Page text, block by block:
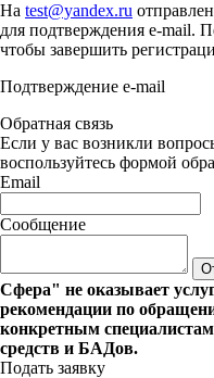
На test@yandex.ru
для подтверждения e-mail.
чтобы завершить
Подтверждение e-mail
Обратная связь
Если у вас возникли
воспользуйтесь формой
Email
Сообщение
Сфера" не оказывает
рекомендации по
конкретным
средств и БАДов.
Подать заявку